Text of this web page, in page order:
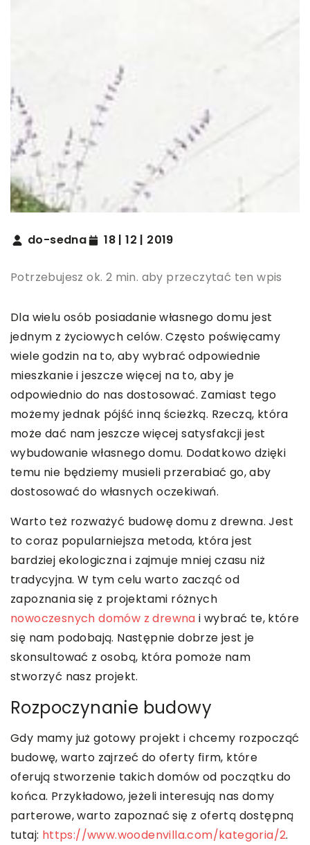
do-sedna 18 | 12 | 2019
Potrzebujesz ok. 2 min. aby przeczytać ten wpis
Dla wielu osób posiadanie własnego domu jest
jednym z życiowych celów. Często poświęcamy
wiele godzin na to, aby wybrać odpowiednie
mieszkanie i jeszcze więcej na to, aby je
odpowiednio do nas dostosować. Zamiast tego
możemy jednak pójść inną ścieżką. Rzeczą, która
może dać nam jeszcze więcej satysfakcji jest
wybudowanie własnego domu. Dodatkowo dzięki
temu nie będziemy musieli przerabiać go, aby
dostosować do własnych oczekiwań.
Warto też rozważyć budowę domu z drewna. Jest
to coraz popularniejsza metoda, która jest
bardziej ekologiczna i zajmuje mniej czasu niż
tradycyjna. W tym celu warto zacząć od
zapoznania się z projektami różnych
nowoczesnych domów z drewna i wybrać te, które
się nam podobają. Następnie dobrze jest je
skonsultować z osobą, która pomoże nam
stworzyć nasz projekt.
Rozpoczynanie budowy
Gdy mamy już gotowy projekt i chcemy rozpocząć
budowę, warto zajrzeć do oferty firm, które
oferują stworzenie takich domów od początku do
końca. Przykładowo, jeżeli interesują nas domy
parterowe, warto zapoznać się z ofertą dostępną
tutaj: https://www.woodenvilla.com/kategoria/2.